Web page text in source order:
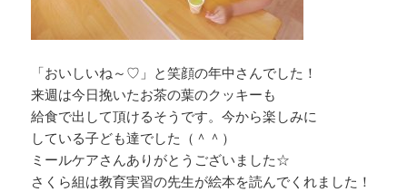
「おいしいね～♡」と笑顔の年中さんでした！
来週は今日挽いたお茶の葉のクッキーも
給食で出して頂けるそうです。今から楽しみに
している子ども達でした（＾＾）
ミールケアさんありがとうございました☆
さくら組は教育実習の先生が絵本を読んでくれました！